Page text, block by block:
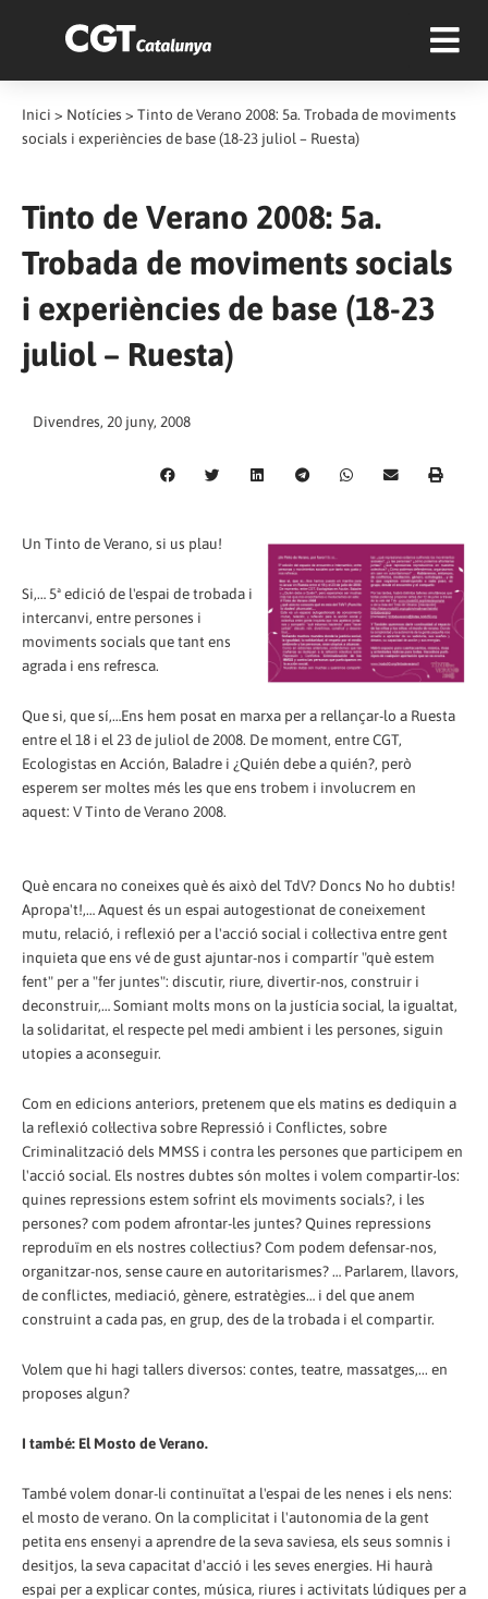
Inici > Notícies > Tinto de Verano 2008: 5a. Trobada de moviments
socials i experiències de base (18-23 juliol – Ruesta)
Tinto de Verano 2008: 5a.
Trobada de moviments socials
i experiències de base (18-23
juliol – Ruesta)
Divendres, 20 juny, 2008
Un Tinto de Verano, si us plau!
Si,… 5ª edició de l'espai de trobada i
intercanvi, entre persones i
moviments socials que tant ens
agrada i ens refresca.
Que si, que sí,…Ens hem posat en marxa per a rellançar-lo a Ruesta
entre el 18 i el 23 de juliol de 2008. De moment, entre CGT,
Ecologistas en Acción, Baladre i ¿Quién debe a quién?, però
esperem ser moltes més les que ens trobem i involucrem en
aquest: V Tinto de Verano 2008.
Què encara no coneixes què és això del TdV? Doncs No ho dubtis!
Apropa't!,… Aquest és un espai autogestionat de coneixement
mutu, relació, i reflexió per a l'acció social i col·lectiva entre gent
inquieta que ens vé de gust ajuntar-nos i compartír "què estem
fent" per a "fer juntes": discutir, riure, divertir-nos, construir i
deconstruir,… Somiant molts mons on la justícia social, la igualtat,
la solidaritat, el respecte pel medi ambient i les persones, siguin
utopies a aconseguir.
Com en edicions anteriors, pretenem que els matins es dediquin a
la reflexió col·lectiva sobre Repressió i Conflictes, sobre
Criminalització dels MMSS i contra les persones que participem en
l'acció social. Els nostres dubtes són moltes i volem compartir-los:
quines repressions estem sofrint els moviments socials?, i les
persones? com podem afrontar-les juntes? Quines repressions
reproduïm en els nostres col·lectius? Com podem defensar-nos,
organitzar-nos, sense caure en autoritarismes? … Parlarem, llavors,
de conflictes, mediació, gènere, estratègies… i del que anem
construint a cada pas, en grup, des de la trobada i el compartir.
Volem que hi hagi tallers diversos: contes, teatre, massatges,... en
proposes algun?
I també: El Mosto de Verano.
També volem donar-li continuïtat a l'espai de les nenes i els nens:
el mosto de verano. On la complicitat i l'autonomia de la gent
petita ens ensenyi a aprendre de la seva saviesa, els seus somnis i
desitjos, la seva capacitat d'acció i les seves energies. Hi haurà
espai per a explicar contes, música, riures i activitats lúdiques per a